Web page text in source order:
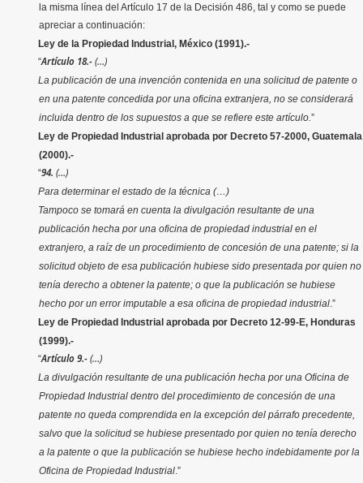
la misma línea del Artículo 17 de la Decisión 486, tal y como se puede
apreciar a continuación:
Ley de la Propiedad Industrial, México (1991).-
“Artículo 18.-(…)
La publicación de una invención contenida en una solicitud de patente o
en una patente concedida por una oficina extranjera, no se considerará
incluida dentro de los supuestos a que se refiere este artículo.”
Ley de Propiedad Industrial aprobada por Decreto 57-2000, Guatemala
(2000).-
“94. (…)
Para determinar el estado de la técnica (…)
Tampoco se tomará en cuenta la divulgación resultante de una
publicación hecha por una oficina de propiedad industrial en el
extranjero, a raíz de un procedimiento de concesión de una patente; si la
solicitud objeto de esa publicación hubiese sido presentada por quien no
tenía derecho a obtener la patente; o que la publicación se hubiese
hecho por un error imputable a esa oficina de propiedad industrial.”
Ley de Propiedad Industrial aprobada por Decreto 12-99-E, Honduras
(1999).-
“Artículo 9.-(…)
La divulgación resultante de una publicación hecha por una Oficina de
Propiedad Industrial dentro del procedimiento de concesión de una
patente no queda comprendida en la excepción del párrafo precedente,
salvo que la solicitud se hubiese presentado por quien no tenía derecho
a la patente o que la publicación se hubiese hecho indebidamente por la
Oficina de Propiedad Industrial.”